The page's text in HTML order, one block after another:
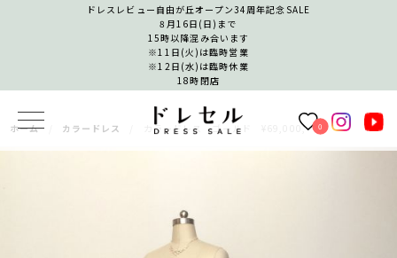
ドレスレビュー自由が丘オープン34周年記念SALE
8月16日(日)まで
15時以降混み合います
※11日(火)は臨時営業
※12日(水)は臨時休業
18時閉店
0
ホーム カラードレス カラードレス ゴールド ¥69,000,-